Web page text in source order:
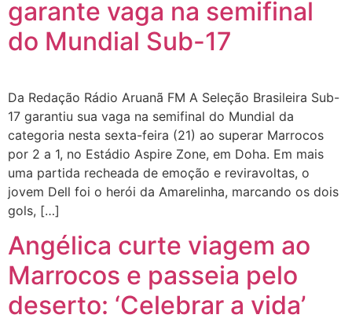
garante vaga na semifinal
do Mundial Sub-17
Da Redação Rádio Aruanã FM A Seleção Brasileira Sub-
17 garantiu sua vaga na semifinal do Mundial da
categoria nesta sexta-feira (21) ao superar Marrocos
por 2 a 1, no Estádio Aspire Zone, em Doha. Em mais
uma partida recheada de emoção e reviravoltas, o
jovem Dell foi o herói da Amarelinha, marcando os dois
gols, […]
Angélica curte viagem ao
Marrocos e passeia pelo
deserto: ‘Celebrar a vida’